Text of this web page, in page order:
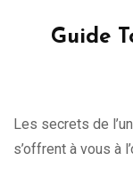
Guide
Les secrets de
s’offrent à vous à